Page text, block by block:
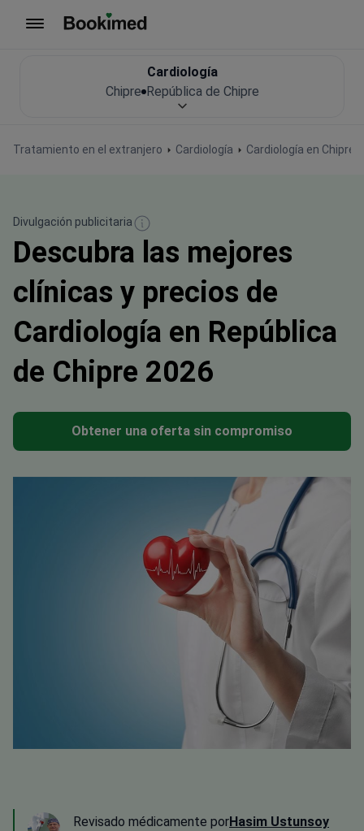
Tratamiento en el extranjero Cardiología Cardiología en Chipre
Cardiología
Chipre República de Chipre
Divulgación publicitaria
Descubra las mejores
clínicas y precios de
Cardiología en República
de Chipre 2026
Obtener una oferta sin compromiso
Revisado médicamente porHasim Ustunsoy